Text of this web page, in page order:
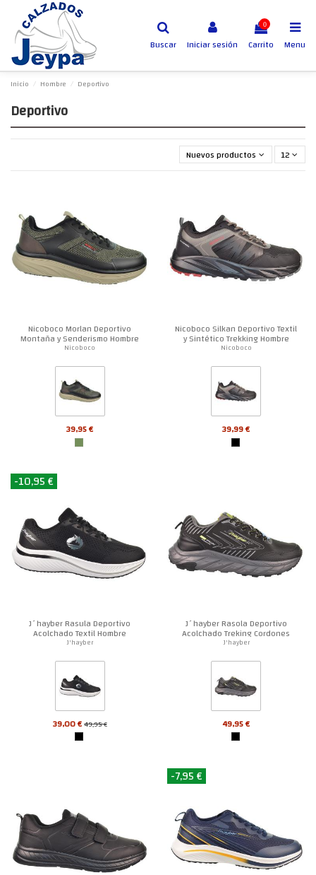
Buscar Iniciar sesión
0
Carrito Menu
Inicio Hombre Deportivo
Deportivo
Nuevos productos primero12
Nicoboco Morlan Deportivo
Montaña y Senderismo Hombre
Nicoboco
39,95 €
Nicoboco Silkan Deportivo Textil
y Sintético Trekking Hombre
Nicoboco
39,99 €
-10,95 €
J´hayber Rasula Deportivo
Acolchado Textil Hombre
J'hayber
39,00 €49,95 €
J´hayber Rasola Deportivo
Acolchado Treking Cordones
Hombre
J'hayber
49,95 €
-7,95 €